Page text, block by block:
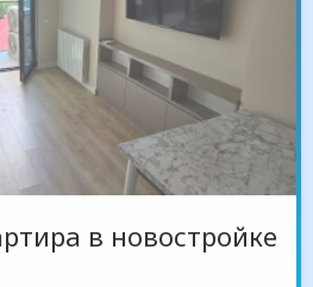
в новостройке